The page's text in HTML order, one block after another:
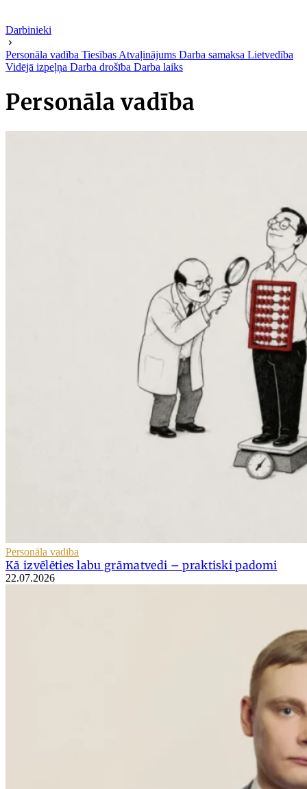
Darbinieki
Personāla vadība Tiesības Atvaļinājums Darba samaksa Lietvedība
Vidējā izpeļņa Darba drošība Darba laiks
Personāla vadība
Personāla vadība
Kā izvēlēties labu grāmatvedi – praktiski padomi
22.07.2026